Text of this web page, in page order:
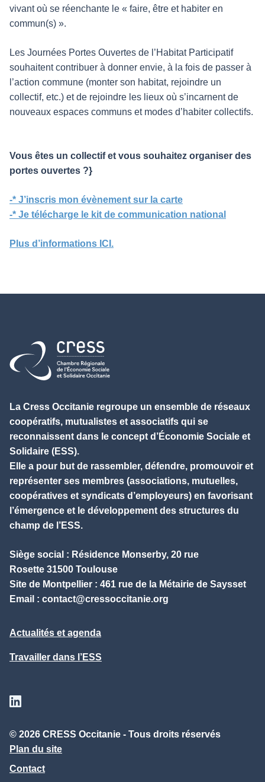
vivant où se réenchante le « faire, être et habiter en
commun(s) ».
Les Journées Portes Ouvertes de l’Habitat Participatif
souhaitent contribuer à donner envie, à la fois de passer à
l’action commune (monter son habitat, rejoindre un
collectif, etc.) et de rejoindre les lieux où s’incarnent de
nouveaux espaces communs et modes d’habiter collectifs.
Vous êtes un collectif et vous souhaitez organiser des
portes ouvertes ?}
-* J’inscris mon évènement sur la carte
-* Je télécharge le kit de communication national
Plus d’informations ICI.
Retour à l'accueil
La Cress Occitanie regroupe un ensemble de réseaux
coopératifs, mutualistes et associatifs qui se
reconnaissent dans le concept d’Économie Sociale et
Solidaire (ESS).
Elle a pour but de rassembler, défendre, promouvoir et
représenter ses membres (associations, mutuelles,
coopératives et syndicats d’employeurs) en favorisant
l’émergence et le développement des structures du
champ de l’ESS.
Siège social : Résidence Monserby, 20 rue
Rosette 31500 Toulouse
Site de Montpellier : 461 rue de la Métairie de Saysset
Email : contact@cressoccitanie.org
Actualités et agenda
Travailler dans l’ESS
© 2026 CRESS Occitanie - Tous droits réservés
Plan du site
Contact